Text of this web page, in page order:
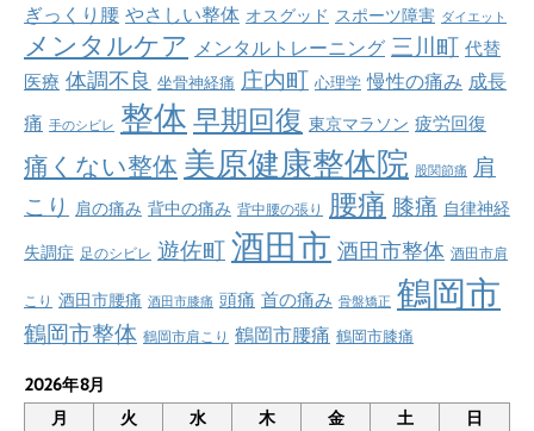
ぎっくり腰 やさしい整体 オスグッド スポーツ障害 ダイエット
メンタルケア メンタルトレーニング 三川町 代替
医療 体調不良 坐骨神経痛 庄内町 心理学 慢性の痛み 成長
痛 手のシビレ 整体 早期回復 東京マラソン 疲労回復
痛くない整体 美原健康整体院 股関節痛 肩
こり 肩の痛み 背中の痛み 背中腰の張り 腰痛 膝痛 自律神経
失調症 足のシビレ 遊佐町 酒田市 酒田市整体 酒田市肩
こり 酒田市腰痛 酒田市膝痛 頭痛 首の痛み 骨盤矯正 鶴岡市
鶴岡市整体 鶴岡市肩こり 鶴岡市腰痛 鶴岡市膝痛
2026年8月
月
火 水 木 金 土 日